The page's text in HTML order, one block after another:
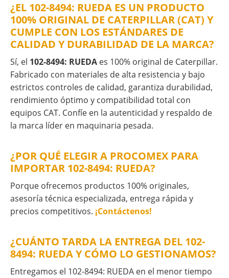
¿EL 102-8494: RUEDA ES UN PRODUCTO
100% ORIGINAL DE CATERPILLAR (CAT) Y
CUMPLE CON LOS ESTÁNDARES DE
CALIDAD Y DURABILIDAD DE LA MARCA?
Sí, el 102-8494: RUEDA es 100% original de Caterpillar.
Fabricado con materiales de alta resistencia y bajo
estrictos controles de calidad, garantiza durabilidad,
rendimiento óptimo y compatibilidad total con
equipos CAT. Confíe en la autenticidad y respaldo de
la marca líder en maquinaria pesada.
¿POR QUÉ ELEGIR A PROCOMEX PARA
IMPORTAR 102-8494: RUEDA?
Porque ofrecemos productos 100% originales,
asesoría técnica especializada, entrega rápida y
precios competitivos. ¡Contáctenos!
¿CUÁNTO TARDA LA ENTREGA DEL 102-
8494: RUEDA Y CÓMO LO GESTIONAMOS?
Entregamos el 102-8494: RUEDA en el menor tiempo